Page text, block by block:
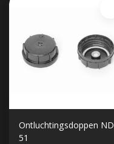
Ontluchtingsdoppen ND
51